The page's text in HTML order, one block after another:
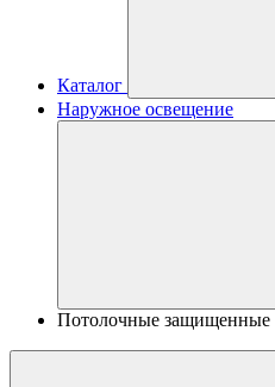
Каталог
Наружное освещение
Потолочные защищенные